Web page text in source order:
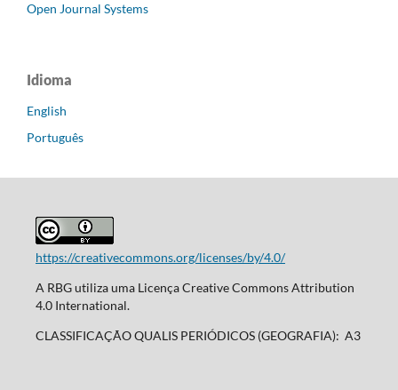
Open Journal Systems
Idioma
English
Português
https://creativecommons.org/licenses/by/4.0/
A RBG utiliza uma Licença Creative Commons Attribution
4.0 International.
CLASSIFICAÇÃO QUALIS PERIÓDICOS (GEOGRAFIA): A3